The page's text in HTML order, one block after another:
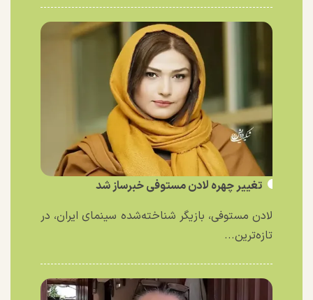
تغییر چهره لادن مستوفی خبرساز شد
لادن مستوفی، بازیگر شناخته‌شده سینمای ایران، در
تازه‌ترین...